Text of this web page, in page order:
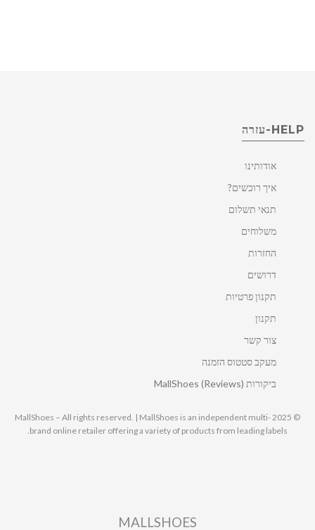
HELP-עזרה
אודותינו
איך רוכשים?
תנאי תשלום
משלוחים
החזרות
דרושים
תקנון פרטיות
תקנון
צור קשר
מעקב סטטוס הזמנה
ביקורות MallShoes (Reviews)
© 2025 MallShoes – All rights reserved. | MallShoes is an independent multi-
brand online retailer offering a variety of products from leading labels.
MALLSHOES